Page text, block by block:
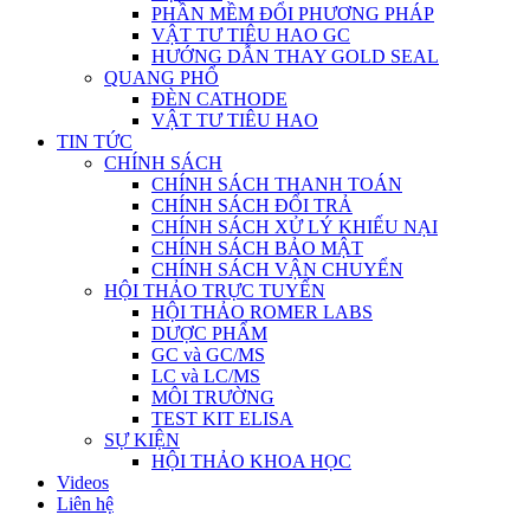
PHẦN MỀM ĐỔI PHƯƠNG PHÁP
VẬT TƯ TIÊU HAO GC
HƯỚNG DẪN THAY GOLD SEAL
QUANG PHỔ
ĐÈN CATHODE
VẬT TƯ TIÊU HAO
TIN TỨC
CHÍNH SÁCH
CHÍNH SÁCH THANH TOÁN
CHÍNH SÁCH ĐỔI TRẢ
CHÍNH SÁCH XỬ LÝ KHIẾU NẠI
CHÍNH SÁCH BẢO MẬT
CHÍNH SÁCH VẬN CHUYỂN
HỘI THẢO TRỰC TUYẾN
HỘI THẢO ROMER LABS
DƯỢC PHẨM
GC và GC/MS
LC và LC/MS
MÔI TRƯỜNG
TEST KIT ELISA
SỰ KIỆN
HỘI THẢO KHOA HỌC
Videos
Liên hệ